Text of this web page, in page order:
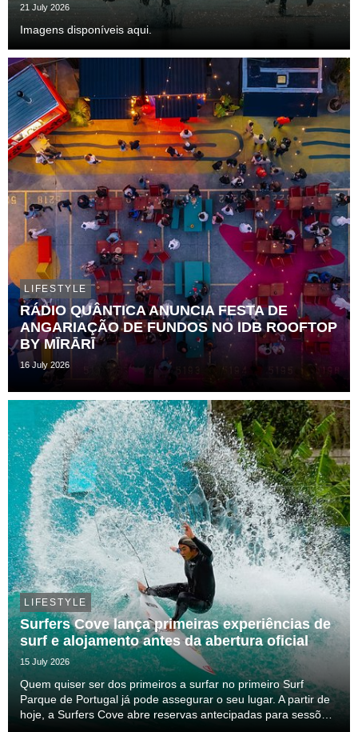
21 July 2026
Imagens disponíveis aqui.
LIFESTYLE
RÁDIO QUÂNTICA ANUNCIA FESTA DE
ANGARIAÇÃO DE FUNDOS NO IDB ROOFTOP
BY MĪRĀRĪ
16 July 2026
LIFESTYLE
Surfers Cove lança primeiras experiências de
surf e alojamento antes da abertura oficial
15 July 2026
Quem quiser ser dos primeiros a surfar no primeiro Surf
Parque de Portugal já pode assegurar o seu lugar. A partir de
hoje, a Surfers Cove abre reservas antecipadas para sessões